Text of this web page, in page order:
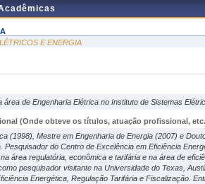
E ENERGIA
de Engenharia Elétrica no Instituto de Sistemas
(Onde obteve os títulos, atuação profissional,
(1998), Mestre em Engenharia de Energia (2007) e
Pesquisador do Centro de Excelência em Eficiência
área regulatória, econômica e tarifária e na área de
pesquisador visitante na Universidade do Texas,
Energética, Regulação Tarifária e Fiscalização.